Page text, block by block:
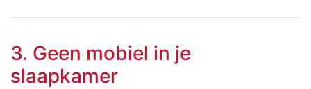
3. Geen mobiel in je
slaapkamer